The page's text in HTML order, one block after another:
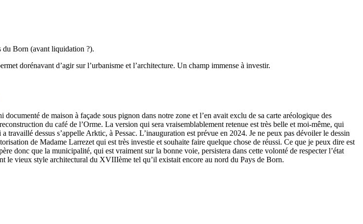
du Born (avant liquidation ?).
dorénavant d’agir sur l’urbanisme et l’architecture. Un champ immense à investir.
de maison à façade sous pignon dans notre zone et l’en avait exclu de sa carte aréologique des
du café de l’Orme. La version qui sera vraisemblablement retenue est très belle et moi-même, qui
dessus s’appelle Arktic, à Pessac. L’inauguration est prévue en 2024. Je ne peux pas dévoiler le dessin
de Madame Larrezet qui est très investie et souhaite faire quelque chose de réussi. Ce que je peux dire est
donc que la municipalité, qui est vraiment sur la bonne voie, persistera dans cette volonté de respecter l’état
le vieux style architectural du XVIIIème tel qu’il existait encore au nord du Pays de Born.